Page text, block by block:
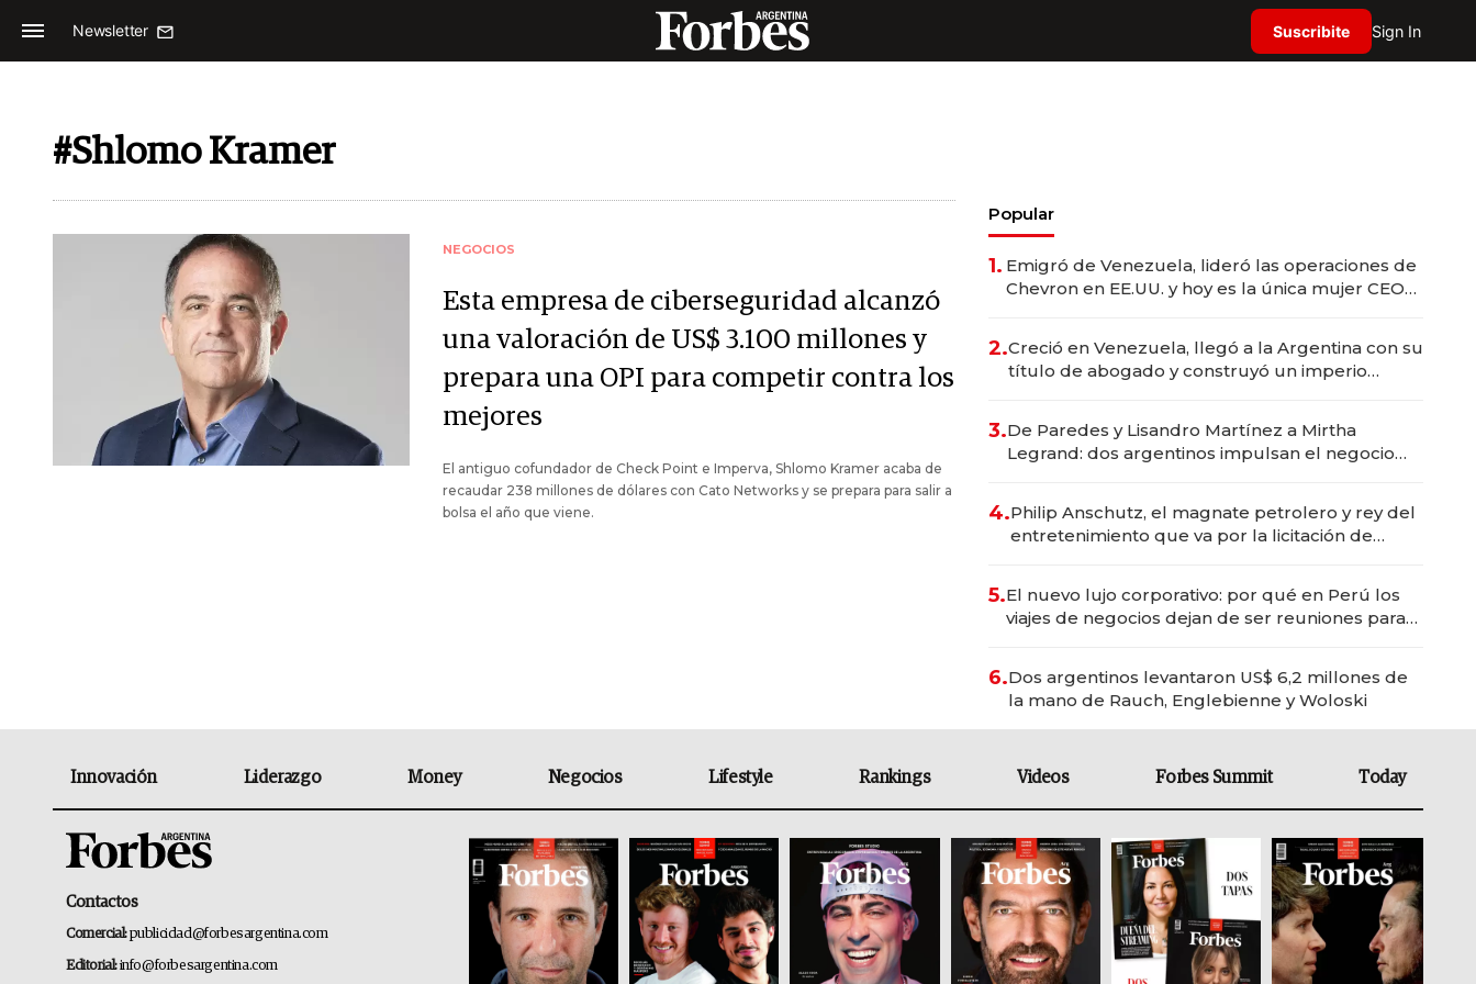
Newsletter Suscribite Sign In
#Shlomo Kramer
NEGOCIOS
Esta empresa de ciberseguridad alcanzó
una valoración de US$ 3.100 millones y
prepara una OPI para competir contra los
mejores
El antiguo cofundador de Check Point e Imperva, Shlomo Kramer acaba de
recaudar 238 millones de dólares con Cato Networks y se prepara para salir a
bolsa el año que viene.
Popular
1. Emigró de Venezuela, lideró las operaciones de
Chevron en EE.UU. y hoy es la única mujer CEO
2.Creció en Venezuela, llegó a la Argentina con su
título de abogado y construyó un imperio
3.De Paredes y Lisandro Martínez a Mirtha
Legrand: dos argentinos impulsan el negocio
4.Philip Anschutz, el magnate petrolero y rey del
entretenimiento que va por la licitación de
5.El nuevo lujo corporativo: por qué en Perú los
viajes de negocios dejan de ser reuniones para
6.Dos argentinos levantaron US$ 6,2 millones de
la mano de Rauch, Englebienne y Woloski
Innovación Liderazgo Money Negocios Lifestyle Rankings Videos Forbes Summit Today
Contactos
Comercial:publicidad@forbesargentina.com
Editorial:info@forbesargentina.com